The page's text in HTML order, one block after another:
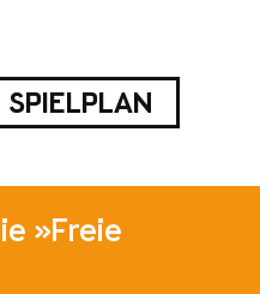
SPIELPLAN
»Freie